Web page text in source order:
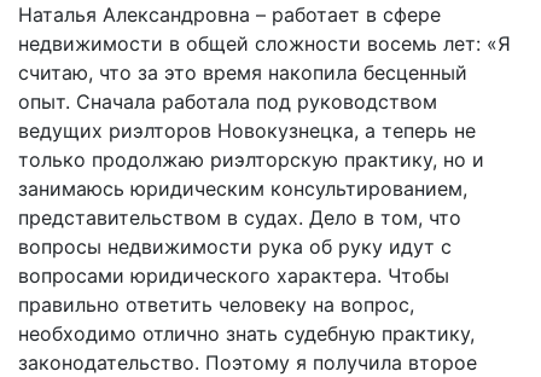
Наталья Александровна – работает в сфере
недвижимости в общей сложности восемь лет: «Я
считаю, что за это время накопила бесценный
опыт. Сначала работала под руководством
ведущих риэлторов Новокузнецка, а теперь не
только продолжаю риэлторскую практику, но и
занимаюсь юридическим консультированием,
представительством в судах. Дело в том, что
вопросы недвижимости рука об руку идут с
вопросами юридического характера. Чтобы
правильно ответить человеку на вопрос,
необходимо отлично знать судебную практику,
законодательство. Поэтому я получила второе